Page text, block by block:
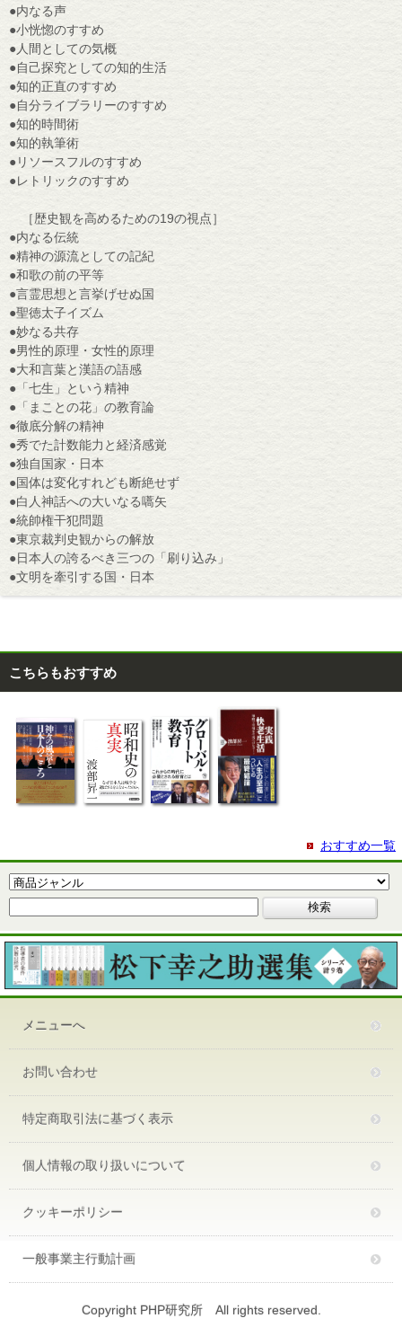
●内なる声
●小恍惚のすすめ
●人間としての気概
●自己探究としての知的生活
●知的正直のすすめ
●自分ライブラリーのすすめ
●知的時間術
●知的執筆術
●リソースフルのすすめ
●レトリックのすすめ
［歴史観を高めるための19の視点］
●内なる伝統
●精神の源流としての記紀
●和歌の前の平等
●言霊思想と言挙げせぬ国
●聖徳太子イズム
●妙なる共存
●男性的原理・女性的原理
●大和言葉と漢語の語感
●「七生」という精神
●「まことの花」の教育論
●徹底分解の精神
●秀でた計数能力と経済感覚
●独自国家・日本
●国体は変化すれども断絶せず
●白人神話への大いなる嚆矢
●統帥権干犯問題
●東京裁判史観からの解放
●日本人の誇るべき三つの「刷り込み」
●文明を牽引する国・日本
こちらもおすすめ
おすすめ一覧
メニューへ
お問い合わせ
特定商取引法に基づく表示
個人情報の取り扱いについて
クッキーポリシー
一般事業主行動計画
Copyright PHP研究所 All rights reserved.